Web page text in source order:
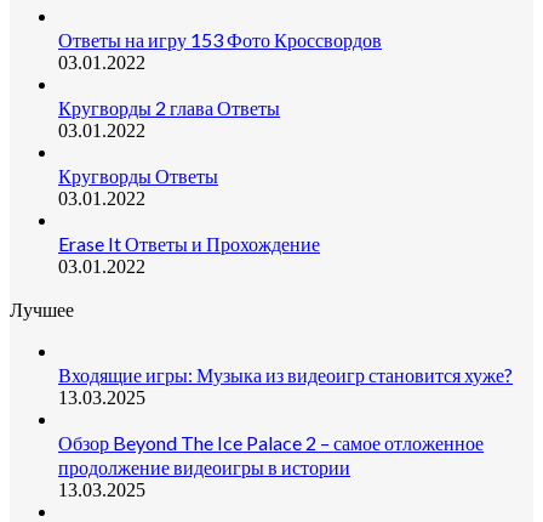
Ответы на игру 153 Фото Кроссвордов
03.01.2022
Кругворды 2 глава Ответы
03.01.2022
Кругворды Ответы
03.01.2022
Erase It Ответы и Прохождение
03.01.2022
Лучшее
Входящие игры: Музыка из видеоигр становится хуже?
13.03.2025
Обзор Beyond The Ice Palace 2 – самое отложенное
продолжение видеоигры в истории
13.03.2025